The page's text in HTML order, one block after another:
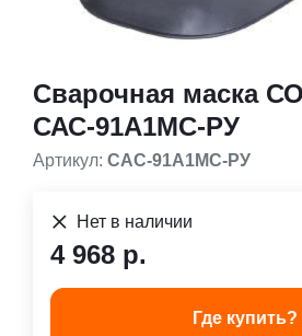
Сварочная маска
САС-91А1МС-РУ
Артикул: САС-91А1МС-РУ
Нет в наличии
4 968 р.
Где купить?